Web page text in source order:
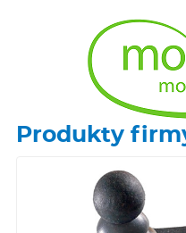
Produkty